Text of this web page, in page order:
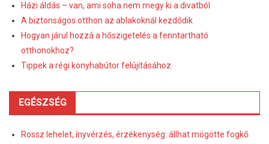
Házi áldás – van, ami soha nem megy ki a divatból
A biztonságos otthon az ablakoknál kezdődik
Hogyan járul hozzá a hőszigetelés a fenntartható
otthonokhoz?
Tippek a régi konyhabútor felújításához
EGÉSZSÉG
Rossz lehelet, ínyvérzés, érzékenység: állhat mögötte fogkő